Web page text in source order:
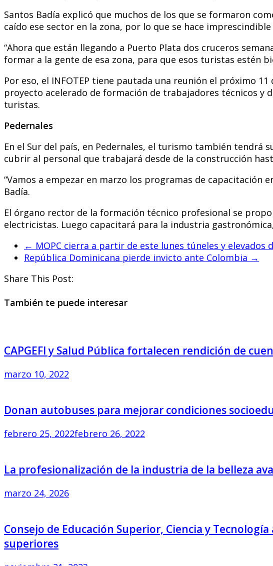
Santos Badía explicó que muchos de los que se formaron
caído ese sector en la zona, por lo que se hace
“Ahora que están llegando a Puerto Plata dos cruceros
formar a la gente de esa zona, para que esos turistas estén
Por eso, el INFOTEP tiene pautada una reunión el próximo
proyecto acelerado de formación de trabajadores técnicos y
turistas.
Pedernales
En el Sur del país, en Pedernales, el turismo también tendrá
cubrir al personal que trabajará desde de la construcción
“Vamos a empezar en marzo los programas de capacitación
Badía.
El órgano rector de la formación técnico profesional se
electricistas. Luego capacitará para la industria
← MOPC cierra a partir de este lunes túneles y
República Dominicana pierde invicto ante Colombia →
Share This Post:
También te puede interesar
CAPGEFI y Salud Pública fortalecen rendición de
marzo 10, 2022
Donan autobuses para mejorar condiciones
febrero 25, 2022febrero 26, 2022
La profesionalización de la industria de la belleza
marzo 24, 2026
Consejo de Educación Superior, Ciencia y
superiores